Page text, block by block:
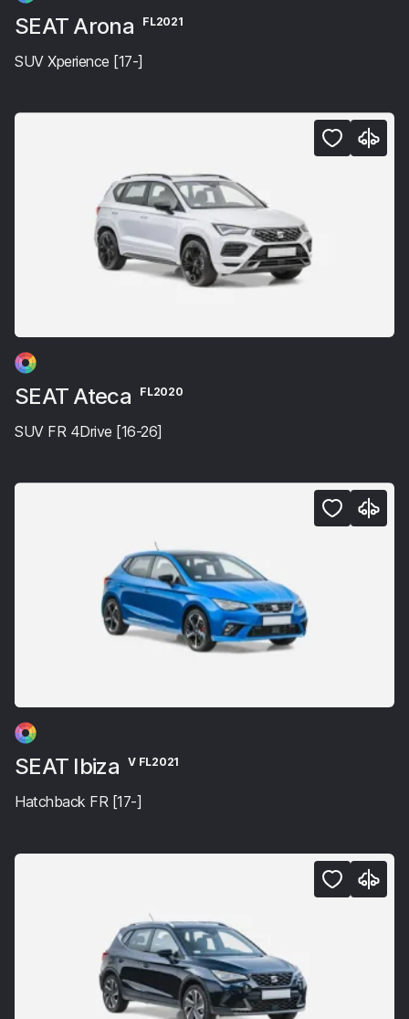
SEAT Arona FL2021
SUV Xperience [17-]
SEAT Ateca FL2020
SUV FR 4Drive [16-26]
SEAT Ibiza V FL2021
Hatchback FR [17-]